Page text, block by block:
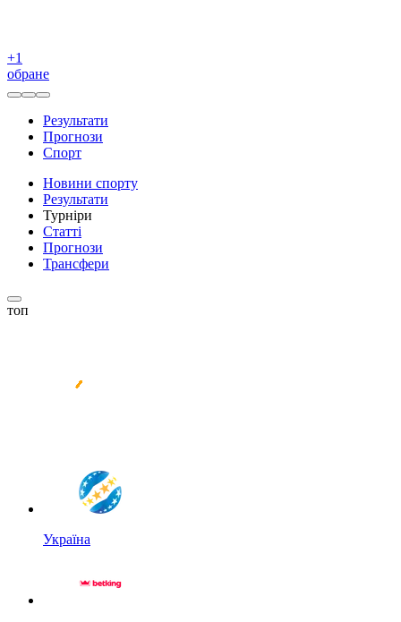
+1
обране
Результати
Прогнози
Спорт
Новини спорту
Результати
Турніри
Статті
Прогнози
Трансфери
топ
Україна